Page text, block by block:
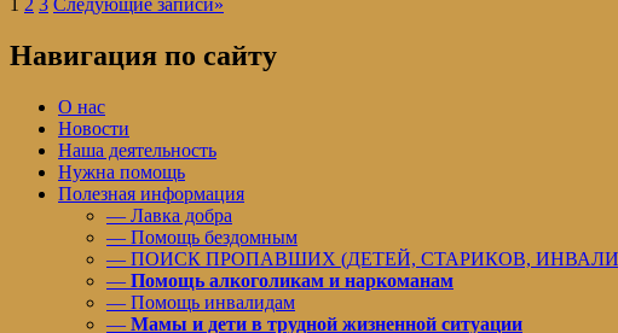
1 2 3 Следующие записи»
Навигация по сайту
О нас
Новости
Наша деятельность
Нужна помощь
Полезная информация
— Лавка добра
— Помощь бездомным
— ПОИСК ПРОПАВШИХ (ДЕТЕЙ, СТАРИКОВ,
— Помощь алкоголикам и наркоманам
— Помощь инвалидам
— Мамы и дети в трудной жизненной ситуации